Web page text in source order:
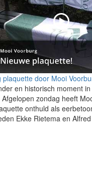
plaquette door Mooi
en historisch moment
zondag heeft
onthuld als
Ekke Rietema en